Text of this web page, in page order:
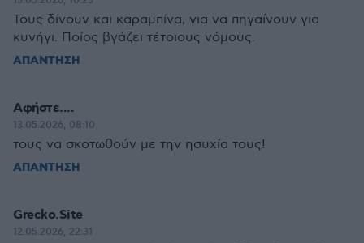
Τους δίνουν και καραμπίνα, για να πηγαίνουν για
κυνήγι. Ποίος βγάζει τέτοιους νόμους.
ΑΠΑΝΤΗΣΗ
Αφήστε....
13.05.2026, 08:10
τους να σκοτωθούν με την ησυχία τους!
ΑΠΑΝΤΗΣΗ
Grecko.Site
12.05.2026, 22:31